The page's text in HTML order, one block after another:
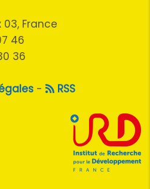
03, France
46
36
- RSS